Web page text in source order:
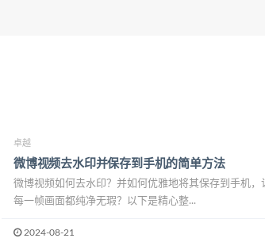
卓越
微博视频去水印并保存到手机的简单方法
微博视频如何去水印？并如何优雅地将其保存到手机，
每一帧画面都纯净无瑕？以下是精心整...
2024-08-21